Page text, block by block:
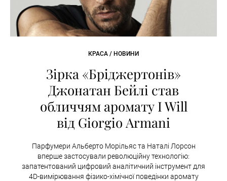
КРАСА / НОВИНИ
Зірка «Бріджертонів»
Джонатан Бейлі став
обличчям аромату I Will
від Giorgio Armani
Парфумери Альберто Морільяс та Наталі Лорсон
вперше застосували революційну технологію:
запатентований цифровий аналітичний інструмент для
4D-вимірювання фізико-хімічної поведінки аромату